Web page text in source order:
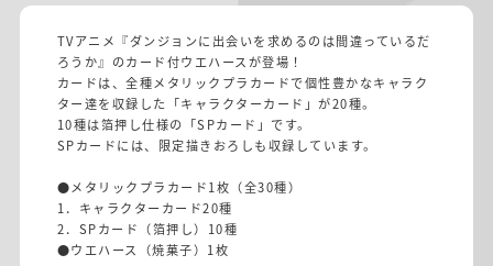
TVアニメ『ダンジョンに出会いを求めるのは間違っているだ
ろうか』のカード付ウエハースが登場！
カードは、全種メタリックプラカードで個性豊かなキャラク
ター達を収録した「キャラクターカード」が20種。
10種は箔押し仕様の「SPカード」です。
SPカードには、限定描きおろしも収録しています。
●メタリックプラカード1枚（全30種）
1．キャラクターカード20種
2．SPカード（箔押し）10種
●ウエハース（焼菓子）1枚